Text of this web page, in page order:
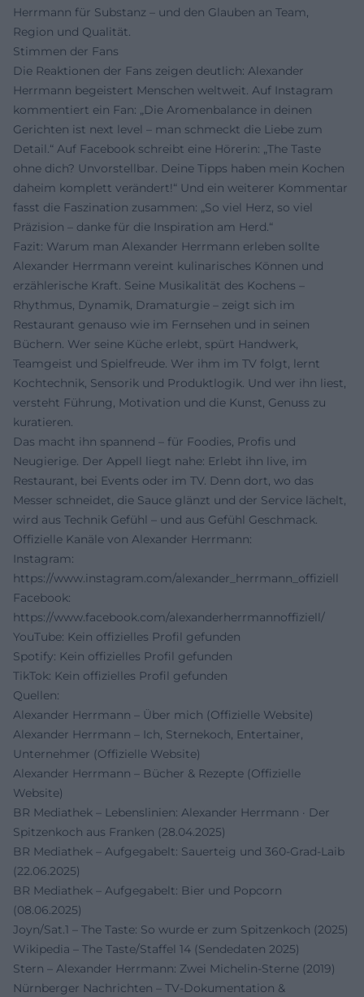
Herrmann für Substanz – und den Glauben an Team,
Region und Qualität.
Stimmen der Fans
Die Reaktionen der Fans zeigen deutlich: Alexander
Herrmann begeistert Menschen weltweit. Auf Instagram
kommentiert ein Fan: „Die Aromenbalance in deinen
Gerichten ist next level – man schmeckt die Liebe zum
Detail.“ Auf Facebook schreibt eine Hörerin: „The Taste
ohne dich? Unvorstellbar. Deine Tipps haben mein Kochen
daheim komplett verändert!“ Und ein weiterer Kommentar
fasst die Faszination zusammen: „So viel Herz, so viel
Präzision – danke für die Inspiration am Herd.“
Fazit: Warum man Alexander Herrmann erleben sollte
Alexander Herrmann vereint kulinarisches Können und
erzählerische Kraft. Seine Musikalität des Kochens –
Rhythmus, Dynamik, Dramaturgie – zeigt sich im
Restaurant genauso wie im Fernsehen und in seinen
Büchern. Wer seine Küche erlebt, spürt Handwerk,
Teamgeist und Spielfreude. Wer ihm im TV folgt, lernt
Kochtechnik, Sensorik und Produktlogik. Und wer ihn liest,
versteht Führung, Motivation und die Kunst, Genuss zu
kuratieren.
Das macht ihn spannend – für Foodies, Profis und
Neugierige. Der Appell liegt nahe: Erlebt ihn live, im
Restaurant, bei Events oder im TV. Denn dort, wo das
Messer schneidet, die Sauce glänzt und der Service lächelt,
wird aus Technik Gefühl – und aus Gefühl Geschmack.
Offizielle Kanäle von Alexander Herrmann:
Instagram:
https://www.instagram.com/alexander_herrmann_offiziell
Facebook:
https://www.facebook.com/alexanderherrmannoffiziell/
YouTube: Kein offizielles Profil gefunden
Spotify: Kein offizielles Profil gefunden
TikTok: Kein offizielles Profil gefunden
Quellen:
Alexander Herrmann – Über mich (Offizielle Website)
Alexander Herrmann – Ich, Sternekoch, Entertainer,
Unternehmer (Offizielle Website)
Alexander Herrmann – Bücher & Rezepte (Offizielle
Website)
BR Mediathek – Lebenslinien: Alexander Herrmann · Der
Spitzenkoch aus Franken (28.04.2025)
BR Mediathek – Aufgegabelt: Sauerteig und 360-Grad-Laib
(22.06.2025)
BR Mediathek – Aufgegabelt: Bier und Popcorn
(08.06.2025)
Joyn/Sat.1 – The Taste: So wurde er zum Spitzenkoch (2025)
Wikipedia – The Taste/Staffel 14 (Sendedaten 2025)
Stern – Alexander Herrmann: Zwei Michelin-Sterne (2019)
Nürnberger Nachrichten – TV-Dokumentation &